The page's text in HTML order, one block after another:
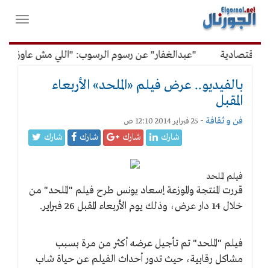
القائمة
الرئيسية
فتح
"عبدالغفار" عن رسوم الرسوب: "اللي مش عاوز
بالفيديو.. عرض فيلم «الملحد» الأربعاء
المقبل
فن و ثقافة - 25 فبراير 2014 12:10 ص
شارك شارك شارك شارك
فيلم الملحد
قررت المنتجة والموزعة إسعاد يونس طرح فيلم "الملحد" من
خلال 14 دار عرض، وذلك يوم الأربعاء المقبل 26 فبراير.
فيلم "الملحد" تم تأجيل عرضه أكثر من مرة بسبب
مشاكل رقابية، حيث تدور أحداث الفيلم عن حياة شاب